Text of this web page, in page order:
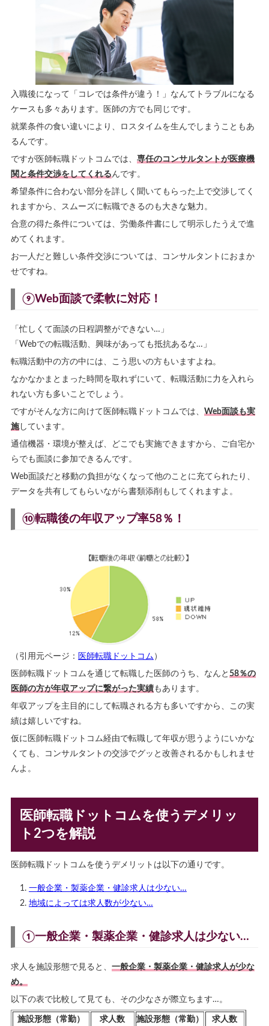
入職後になって「コレでは条件が違う！」なんてトラブルになる
ケースも多々あります。医師の方でも同じです。
就業条件の食い違いにより、ロスタイムを生んでしまうこともあ
るんです。
ですが医師転職ドットコムでは、 専任のコンサルタントが医療機
関と条件交渉をしてくれる んです。
希望条件に合わない部分を詳しく聞いてもらった上で交渉してく
れますから、スムーズに転職できるのも大きな魅力。
合意の得た条件については、労働条件書にして明示したうえで進
めてくれます。
お一人だと難しい条件交渉については、コンサルタントにおまか
せですね。
⑨Web面談で柔軟に対応！
「忙しくて面談の日程調整ができない…」
「Webでの転職活動、興味があっても抵抗あるな…」
転職活動中の方の中には、こう思いの方もいますよね。
なかなかまとまった時間を取れずにいて、転職活動に力を入れら
れない方も多いことでしょう。
ですがそんな方に向けて医師転職ドットコムでは、 Web面談も実
施しています。
通信機器・環境が整えば、どこでも実施できますから、ご自宅か
らでも面談に参加できるんです。
Web面談だと移動の負担がなくなって他のことに充てられたり、
データを共有してもらいながら書類添削もしてくれますよ。
⑩転職後の年収アップ率58％！
（引用元ページ： 医師転職ドットコム ）
医師転職ドットコムを通じて転職した医師のうち、なんと 58％の
医師の方が年収アップに繋がった実績もあります。
年収アップを主目的にして転職される方も多いですから、この実
績は嬉しいですね。
仮に医師転職ドットコム経由で転職して年収が思うようにいかな
くても、コンサルタントの交渉でグッと改善されるかもしれませ
んよ。
医師転職ドットコムを使うデメリッ
ト2つを解説
医師転職ドットコムを使うデメリットは以下の通りです。
一般企業・製薬企業・健診求人は少ない…
地域によっては求人数が少ない…
①一般企業・製薬企業・健診求人は少ない…
求人を施設形態で見ると、 一般企業・製薬企業・健診求人が少な
め。
以下の表で比較して見ても、その少なさが際立ちます…。
施設形態（常勤） 求人数 施設形態（常勤） 求人数